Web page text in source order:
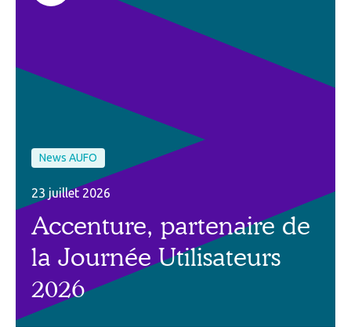
News AUFO
23 juillet 2026
Accenture, partenaire de
la Journée Utilisateurs
2026